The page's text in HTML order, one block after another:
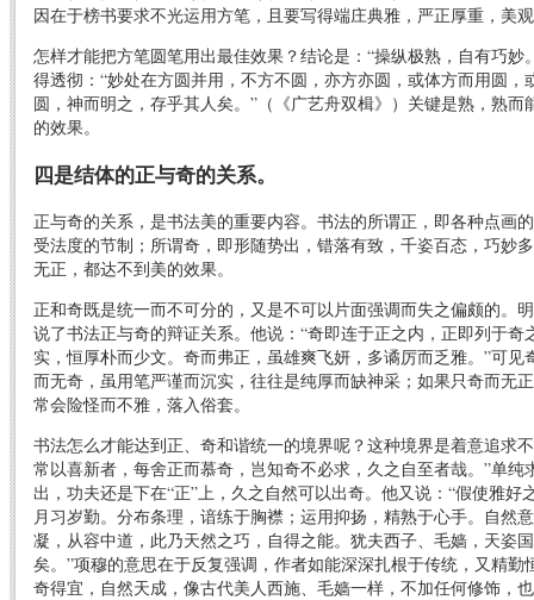
因在于榜书要求不光运用方笔，且要写得端庄典雅，严正厚重，美
怎样才能把方笔圆笔用出最佳效果？结论是：“操纵极熟，自有巧妙
得透彻：“妙处在方圆并用，不方不圆，亦方亦圆，或体方而用圆，
圆，神而明之，存乎其人矣。”（《广艺舟双楫》）关键是熟，熟
的效果。
四是结体的正与奇的关系。
正与奇的关系，是书法美的重要内容。书法的所谓正，即各种点画
受法度的节制；所谓奇，即形随势出，错落有致，千姿百态，巧妙
无正，都达不到美的效果。
正和奇既是统一而不可分的，又是不可以片面强调而失之偏颇的。
说了书法正与奇的辩证关系。他说：“奇即连于正之内，正即列于奇
实，恒厚朴而少文。奇而弗正，虽雄爽飞妍，多谲厉而乏雅。”可
而无奇，虽用笔严谨而沉实，往往是纯厚而缺神采；如果只奇而无
常会险怪而不雅，落入俗套。
书法怎么才能达到正、奇和谐统一的境界呢？这种境界是着意追求
常以喜新者，每舍正而慕奇，岂知奇不必求，久之自至者哉。”单纯
出，功夫还是下在“正”上，久之自然可以出奇。他又说：“假使雅好
月习岁勤。分布条理，谙练于胸襟；运用抑扬，精熟于心手。自然
凝，从容中道，此乃天然之巧，自得之能。犹夫西子、毛嫱，天姿
矣。”项穆的意思在于反复强调，作者如能深深扎根于传统，又精勤
奇得宜，自然天成，像古代美人西施、毛嫱一样，不加任何修饰，